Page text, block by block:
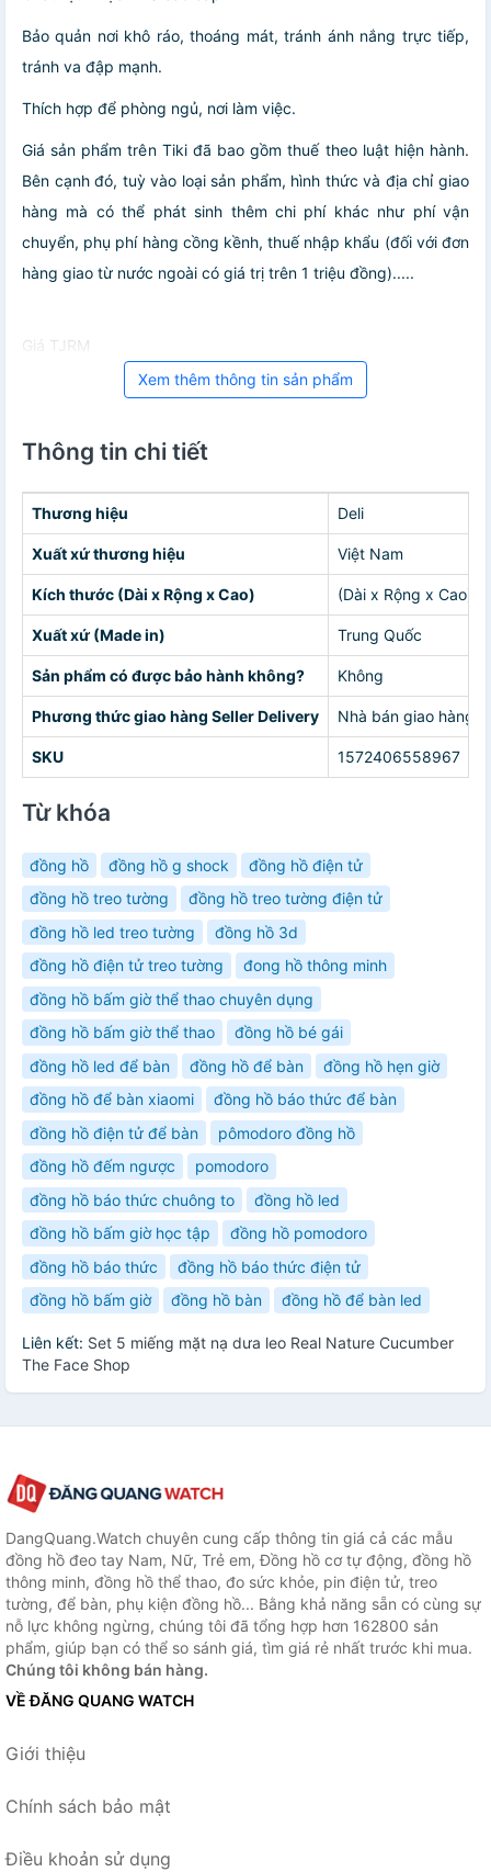
Bảo quản nơi khô ráo, thoáng mát, tránh ánh nắng trực tiếp,
tránh va đập mạnh.
Thích hợp để phòng ngủ, nơi làm việc.
Giá sản phẩm trên Tiki đã bao gồm thuế theo luật hiện hành.
Bên cạnh đó, tuỳ vào loại sản phẩm, hình thức và địa chỉ giao
hàng mà có thể phát sinh thêm chi phí khác như phí vận
chuyển, phụ phí hàng cồng kềnh, thuế nhập khẩu (đối với đơn
hàng giao từ nước ngoài có giá trị trên 1 triệu đồng).....
Giá TJRM
Xem thêm thông tin sản phẩm
Thông tin chi tiết
Thương hiệu Deli
Xuất xứ thương hiệu Việt Nam
Kích thước (Dài x Rộng x Cao) (Dài x Rộng x Cao)
Xuất xứ (Made in) Trung Quốc
Sản phẩm có được bảo hành không? Không
Phương thức giao hàng Seller Delivery Nhà bán giao hàng
SKU 1572406558967
Từ khóa
đồng hồ đồng hồ g shock
đồng hồ điện tử
đồng hồ treo tường
đồng hồ treo tường điện tử
đồng hồ led treo tường
đồng hồ 3d
đồng hồ điện tử treo tường
đong hồ thông minh
đồng hồ bấm giờ thể thao chuyên dụng
đồng hồ bấm giờ thể thao
đồng hồ bé gái
đồng hồ led để bàn
đồng hồ để bàn
đồng hồ hẹn giờ
đồng hồ để bàn xiaomi
đồng hồ báo thức để bàn
đồng hồ điện tử để bàn
pômodoro đồng hồ
đồng hồ đếm ngược
pomodoro
đồng hồ báo thức chuông to
đồng hồ led
đồng hồ bấm giờ học tập
đồng hồ pomodoro
đồng hồ báo thức
đồng hồ báo thức điện tử
đồng hồ bấm giờ
đồng hồ bàn đồng hồ để bàn led
Liên kết: Set 5 miếng mặt nạ dưa leo Real Nature Cucumber
The Face Shop
DangQuang.Watch chuyên cung cấp thông tin giá cả các mẫu
đồng hồ đeo tay Nam, Nữ, Trẻ em, Đồng hồ cơ tự động, đồng hồ
thông minh, đồng hồ thể thao, đo sức khỏe, pin điện tử, treo
tường, để bàn, phụ kiện đồng hồ... Bằng khả năng sẵn có cùng sự
nỗ lực không ngừng, chúng tôi đã tổng hợp hơn 162800 sản
phẩm, giúp bạn có thể so sánh giá, tìm giá rẻ nhất trước khi mua.
Chúng tôi không bán hàng.
VỀ ĐĂNG QUANG WATCH
Giới thiệu
Chính sách bảo mật
Điều khoản sử dụng